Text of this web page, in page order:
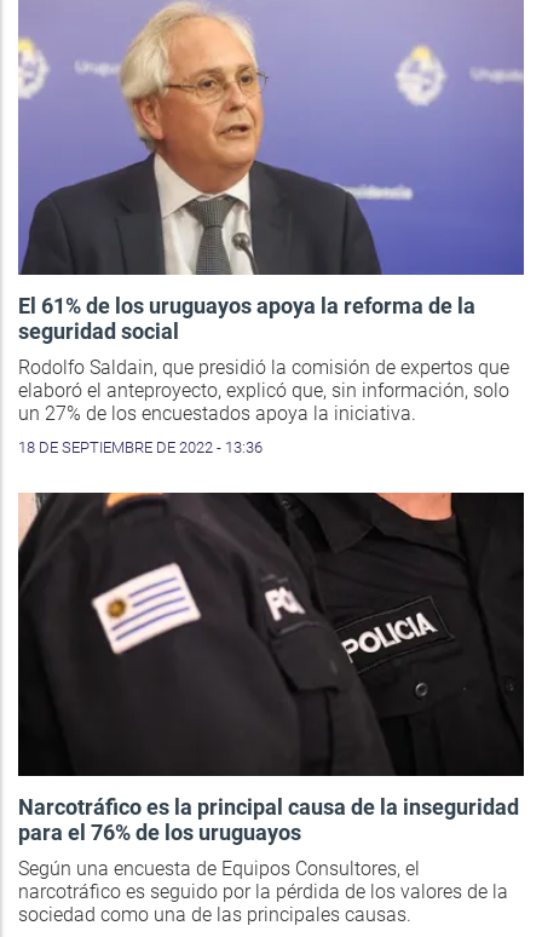
El 61% de los uruguayos apoya la reforma de la
seguridad social
Rodolfo Saldain, que presidió la comisión de expertos que
elaboró el anteproyecto, explicó que, sin información, solo
un 27% de los encuestados apoya la iniciativa.
18 DE SEPTIEMBRE DE 2022 - 13:36
Narcotráfico es la principal causa de la inseguridad
para el 76% de los uruguayos
Según una encuesta de Equipos Consultores, el
narcotráfico es seguido por la pérdida de los valores de la
sociedad como una de las principales causas.